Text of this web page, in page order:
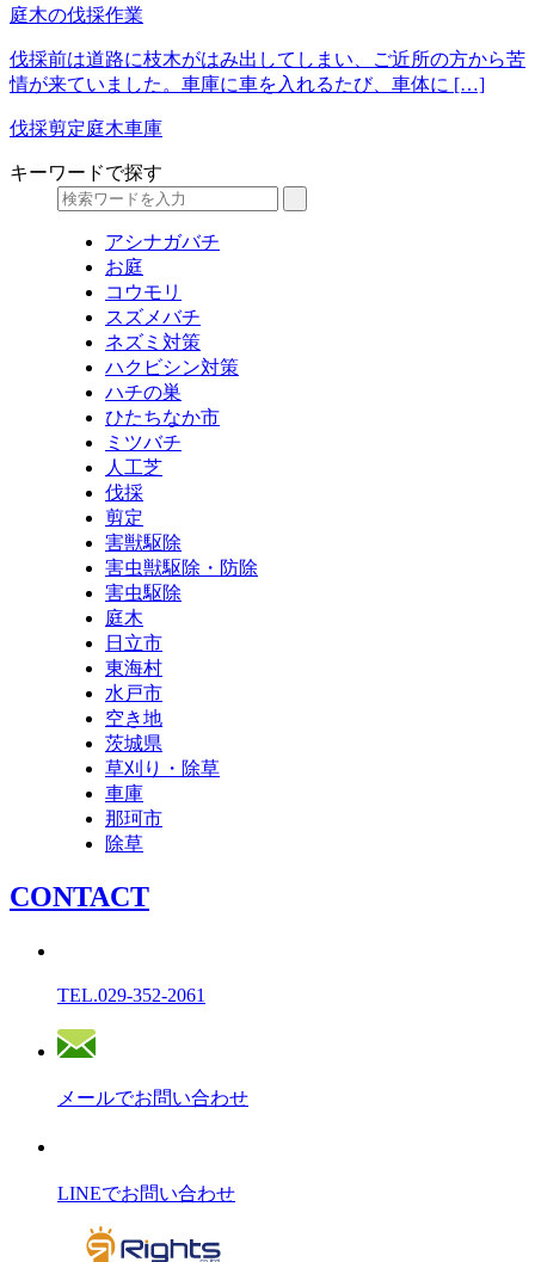
庭木の伐採作業
伐採前は道路に枝木がはみ出してしまい、ご近所の方から苦
情が来ていました。車庫に車を入れるたび、車体に […]
伐採剪定庭木車庫
キーワードで探す
アシナガバチ
お庭
コウモリ
スズメバチ
ネズミ対策
ハクビシン対策
ハチの巣
ひたちなか市
ミツバチ
人工芝
伐採
剪定
害獣駆除
害虫獣駆除・防除
害虫駆除
庭木
日立市
東海村
水戸市
空き地
茨城県
草刈り・除草
車庫
那珂市
除草
CONTACT
TEL.029-352-2061
メールでお問い合わせ
LINEでお問い合わせ